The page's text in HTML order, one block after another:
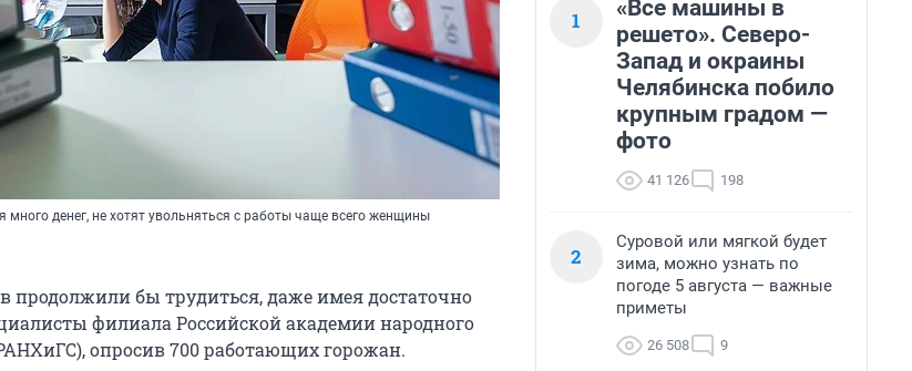
денег, не хотят увольняться с работы чаще всего женщины
продолжили бы трудиться, даже имея достаточно
филиала Российской академии народного
опросив 700 работающих горожан.
1
«Все машины в
решето». Северо-
Запад и окраины
Челябинска побило
крупным градом —
фото
41 126 198
2
Суровой или мягкой будет
зима, можно узнать по
погоде 5 августа — важные
приметы
26 508 9